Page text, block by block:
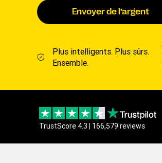
Envoyer de l’argent
Plus intelligents. Plus sûrs.
Ensemble.
TrustScore 4.3 | 166,579 reviews